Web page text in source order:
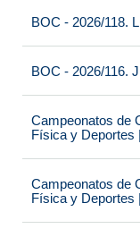
BOC - 2026/118.
BOC - 2026/116.
Campeonatos de
Física y Deportes
Campeonatos de
Física y Deportes